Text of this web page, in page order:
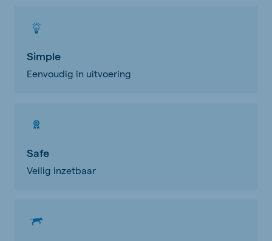
Simple
Eenvoudig in uitvoering
Safe
Veilig inzetbaar